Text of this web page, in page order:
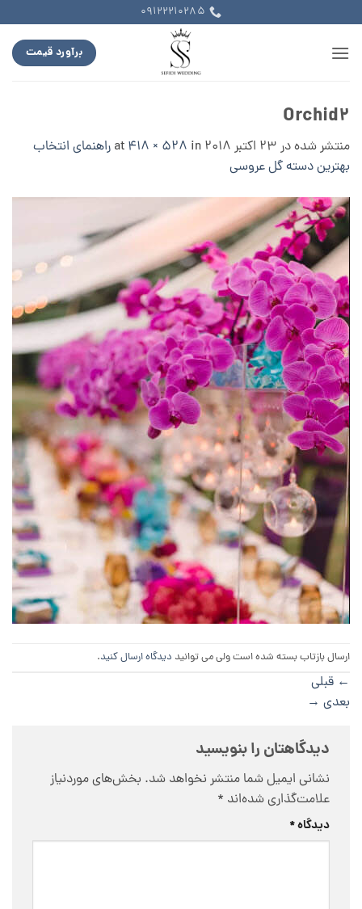
to
content
09122210285
برآورد قیمت
Orchid2
منتشر شده در 23 اکتبر 2018 418 × 528 in
راهنمای انتخاب
بهترین دسته گل عروسی
ارسال بازتاب بسته شده است ولی می توانید دیدگاه ارسال کنید.
← قبلی
بعدی →
دیدگاهتان را بنویسید
نشانی ایمیل شما منتشر نخواهد شد. بخش‌های موردنیاز
علامت‌گذاری شده‌اند *
دیدگاه*